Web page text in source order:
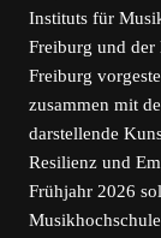
Instituts für
Freiburg und
Freiburg
zusammen mit
darstellende
Resilienz und
Frühjahr 2026